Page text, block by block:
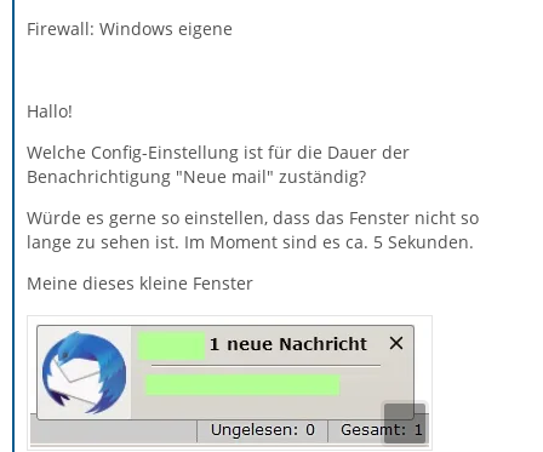
Firewall: Windows eigene
Hallo!
Welche Config-Einstellung ist für die Dauer der
Benachrichtigung "Neue mail" zuständig?
Würde es gerne so einstellen, dass das Fenster nicht so
lange zu sehen ist. Im Moment sind es ca. 5 Sekunden.
Meine dieses kleine Fenster